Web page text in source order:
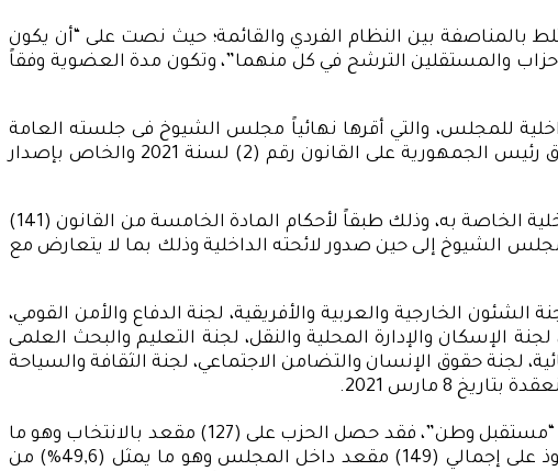
بالمناصفة بين النظام الفردي والقائمة؛ حيث نصت على “أن يكون
المغلقة المطلقة ويحق للأحزاب والمستقلين الترشح في كل منهما”، وتكون مدة العضوية وفقاً
وذلك وفقاً للفصل الخامس وتحديداً المادة رقم (38) من اللائحة الداخلية للمجلس، والتي أقرها نهائياً مجلس الشيوخ فى جلسته العامة
المنعقدة في 29 نوفمبر 2020، ووافق عليها مجلس النواب في إطار جلسته المنعقدة بتاريخ 16 فبراير2021، ثم صدق رئيس الجمهورية على القانون رقم (2) لسنة 2021 والخاص بإصدار
والجدير بالذكر أنه قد تم العمل من قِبل مجلس الشيوخ باللائحة الداخلية لمجلس النواب حتى تم إعداد اللائحة الداخلية الخاصة به، وذلك طبقاً لأحكام المادة الخامسة من القانون (141)
والتي تقضي بأن “تسري اللائحة الداخلية لمجلس النواب الصادرة بالقانون رقم 1 لسنة 2016 على مجلس الشيوخ إلى حين صدور لائحته الداخلية وذلك بما لا يتعارض مع
الخارجية والعربية والأفريقية، لجنة الدفاع والأمن القومي،
الإسكان والإدارة المحلية والنقل، لجنة التعليم والبحث العلمى
لجنة حقوق الإنسان والتضامن الاجتماعي، لجنة الثقافة والسياحة
8 مارس 2021.
وعند النظر في واقع تمثيل الأحزاب داخل مجلس الشيوخ نجد أن المجلس يضم (17) حزباً سياسيا ًعلى رأسهم حزب “مستقبل وطن”، فقد حصل الحزب على (127) مقعد بالانتخاب وهو ما
يمثل أكثر من (60%) من إجمالي مقاعد المجلس المخصصة للانتخاب والبالغ عددها (200) مقعد، في حين يستحوذ على إجمالي (149) مقعد داخل المجلس وهو ما يمثل (49,6%) من